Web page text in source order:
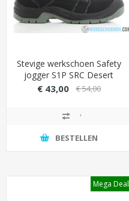
Stevige werkschoen Safety
jogger S1P SRC Desert
met stalen beveiliging (olie-
€ 43,00 € 54,00
BESTELLEN
Mega Deal